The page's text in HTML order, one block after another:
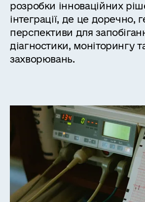
розробки інноваційних
інтеграції, де це доречно,
перспективи для
діагностики, моніторингу
захворювань.